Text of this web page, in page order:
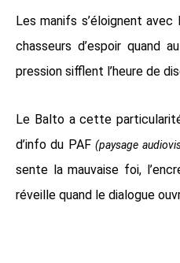
Les manifs s’éloignent
chasseurs d’espoir quand
pression sifflent l’heure de
Le Balto a cette
d’info du PAF(paysage
sente la mauvaise foi,
réveille quand le dialogue